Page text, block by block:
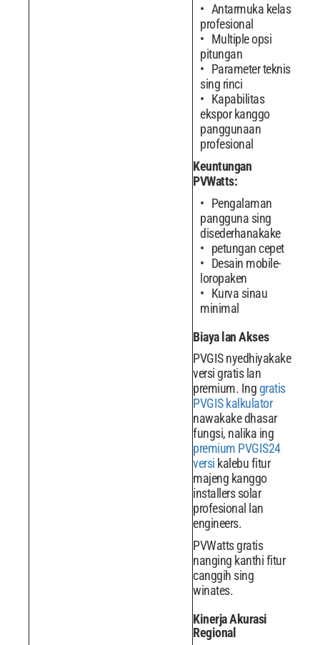
Antarmuka kelas
profesional
Multiple opsi
pitungan
Parameter teknis
sing rinci
Kapabilitas
ekspor kanggo
panggunaan
profesional
Keuntungan
PVWatts:
Pengalaman
pangguna sing
disederhanakake
petungan cepet
Desain mobile-
loropaken
Kurva sinau
minimal
Biaya lan Akses
PVGIS nyedhiyakake
versi gratis lan
premium. Inggratis
PVGIS kalkulator
nawakake dhasar
fungsi, nalika ing
premium PVGIS24
versi kalebu fitur
majeng kanggo
installers solar
profesional lan
engineers.
PVWatts gratis
nanging kanthi fitur
canggih sing
winates.
Kinerja Akurasi
Regional